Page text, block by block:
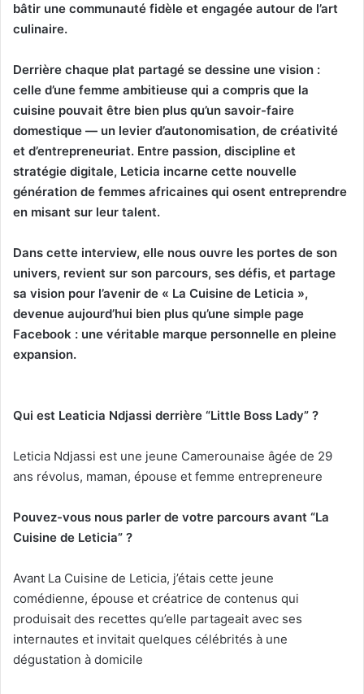
bâtir une communauté fidèle et engagée autour de l’art
culinaire.
Derrière chaque plat partagé se dessine une vision :
celle d’une femme ambitieuse qui a compris que la
cuisine pouvait être bien plus qu’un savoir-faire
domestique — un levier d’autonomisation, de créativité
et d’entrepreneuriat. Entre passion, discipline et
stratégie digitale, Leticia incarne cette nouvelle
génération de femmes africaines qui osent entreprendre
en misant sur leur talent.
Dans cette interview, elle nous ouvre les portes de son
univers, revient sur son parcours, ses défis, et partage
sa vision pour l’avenir de « La Cuisine de Leticia »,
devenue aujourd’hui bien plus qu’une simple page
Facebook : une véritable marque personnelle en pleine
expansion.
Qui est Leaticia Ndjassi derrière “Little Boss Lady” ?
Leticia Ndjassi est une jeune Camerounaise âgée de 29
ans révolus, maman, épouse et femme entrepreneure
Pouvez-vous nous parler de votre parcours avant “La
Cuisine de Leticia” ?
Avant La Cuisine de Leticia, j’étais cette jeune
comédienne, épouse et créatrice de contenus qui
produisait des recettes qu’elle partageait avec ses
internautes et invitait quelques célébrités à une
dégustation à domicile